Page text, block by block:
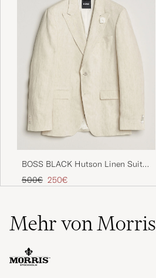
BOSS BLACK Hutson Linen Suit
Blazer Open Beige
Regulärer Preis
500€ Reduzierter Preis
250€
Mehr von Morris